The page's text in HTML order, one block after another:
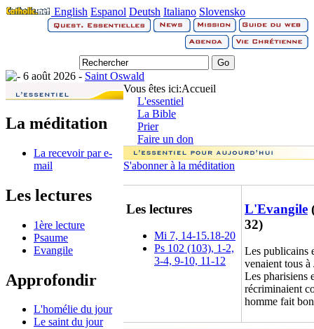
English Espanol Deutsh Italiano Slovensko
6 août 2026 - Saint Oswald
La méditation
La recevoir par e-
mail
Les lectures
1ère lecture
Psaume
Evangile
Approfondir
L'homélie du jour
Le saint du jour
Vous êtes ici:Accueil
L'essentiel
La Bible
Prier
Faire un don
S'abonner à la méditation
Les lectures
Mi 7, 14-15.18-20
Ps 102 (103), 1-2,
3-4, 9-10, 11-12
L'Evangile
32)
Les publicains
venaient tous à
Les pharisiens
récriminaient
homme fait